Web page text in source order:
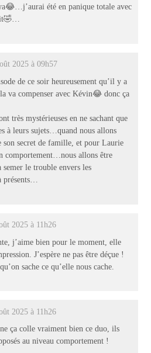
été en panique totale avec
2025 à 09h57
de ce soir heureusement qu’il y a
va compenser avec Kévin😂 donc ça
très mystérieuses en ne sachant que
à leurs sujets…quand nous allons
secret de famille, et pour Laurie
comportement…nous allons être
semer le trouble envers les
présents…
2025 à 11h26
j’aime bien pour le moment, elle
J’espère ne pas être déçue !
sache ce qu’elle nous cache.
2025 à 11h26
ça colle vraiment bien ce duo, ils
au niveau comportement !